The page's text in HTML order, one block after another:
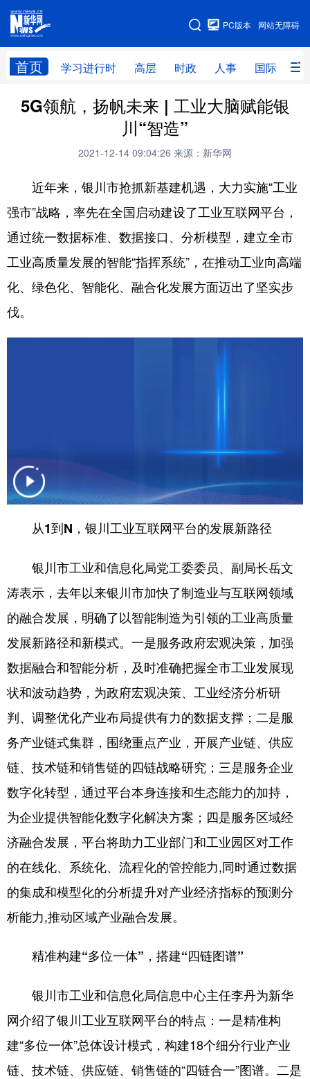
网站无障碍
PC版本
首页 学习进行时 高层 时政 人事 国际 财
网站地图
学习进行时 高层 时政 人事
财经
全球连线
科技 科创 量子 体育
文化 书画 健康 军事
法律 中央文件 金融 汽车
学术中国 乡村振兴 银龄 溯源中国
地方频道
北京 天津 河北 山西
辽宁 吉林 上海 江苏
浙江 安徽 福建 江西
山东 河南 湖北 湖南
广东 海南 重庆
陕西 甘肃 青海 宁夏
新疆 内蒙古 黑龙江
多语种频道
English Español Français عربى
Deutsch Português
5G领航，扬帆未来 | 工业大脑赋能银
川“智造”
2021-12-14 09:04:26 来源：新华网
近年来，银川市抢抓新基建机遇，大力实施“工业
强市”战略，率先在全国启动建设了工业互联网平台，
通过统一数据标准、数据接口、分析模型，建立全市
工业高质量发展的智能“指挥系统”，在推动工业向高端
化、绿色化、智能化、融合化发展方面迈出了坚实步
伐。
从1到N，银川工业互联网平台的发展新路径
银川市工业和信息化局党工委委员、副局长岳文
涛表示，去年以来银川市加快了制造业与互联网领域
的融合发展，明确了以智能制造为引领的工业高质量
发展新路径和新模式。一是服务政府宏观决策，加强
数据融合和智能分析，及时准确把握全市工业发展现
状和波动趋势，为政府宏观决策、工业经济分析研
判、调整优化产业布局提供有力的数据支撑；二是服
务产业链式集群，围绕重点产业，开展产业链、供应
链、技术链和销售链的四链战略研究；三是服务企业
数字化转型，通过平台本身连接和生态能力的加持，
为企业提供智能化数字化解决方案；四是服务区域经
济融合发展，平台将助力工业部门和工业园区对工作
的在线化、系统化、流程化的管控能力,同时通过数据
的集成和模型化的分析提升对产业经济指标的预测分
析能力,推动区域产业融合发展。
精准构建“多位一体”，搭建“四链图谱”
银川市工业和信息化局信息中心主任李丹为新华
网介绍了银川工业互联网平台的特点：一是精准构
建“多位一体”总体设计模式，构建18个细分行业产业
链、技术链、供应链、销售链的“四链合一”图谱。二是